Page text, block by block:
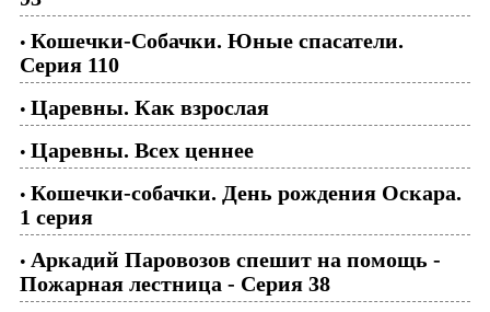
• Кошечки-Собачки. Юные спасатели.
Серия 110
• Царевны. Как взрослая
• Царевны. Всех ценнее
• Кошечки-собачки. День рождения Оскара.
1 серия
• Аркадий Паровозов спешит на помощь -
Пожарная лестница - Серия 38